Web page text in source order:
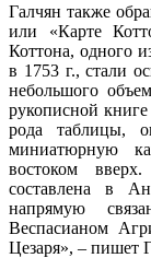
Галчян также
или «Карте
Коттона, одного
в 1753 г., стали
небольшого
рукописной
рода таблицы,
миниатюрную
востоком
составлена в
напрямую
Веспасианом
Цезаря», – пишет